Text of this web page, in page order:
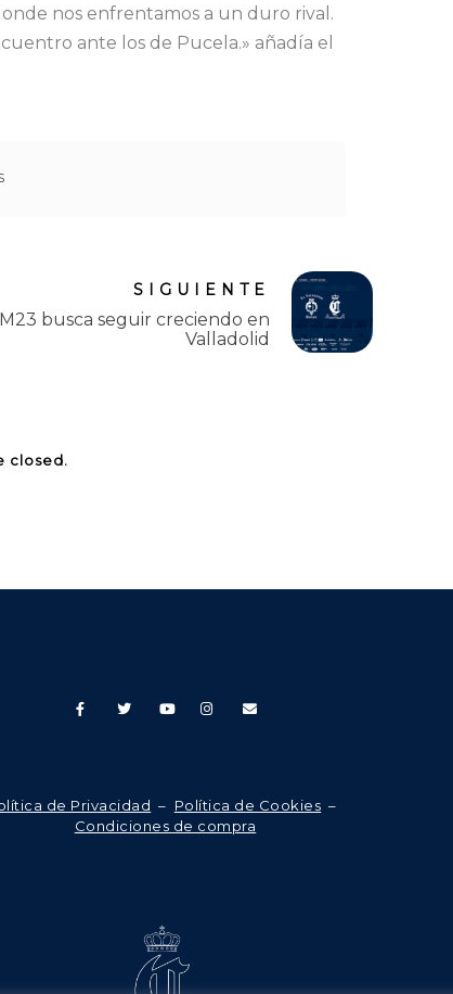
nos enfrentamos a un duro rival.
ante los de Pucela.» añadía el
SIGUIENTE
M23 busca seguir creciendo en
Valladolid
closed.
de Privacidad – Política de Cookies –
Condiciones de compra